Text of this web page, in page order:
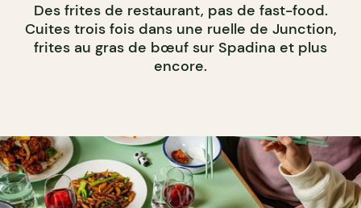
Des frites de restaurant, pas de fast-food.
Cuites trois fois dans une ruelle de Junction,
frites au gras de bœuf sur Spadina et plus
encore.